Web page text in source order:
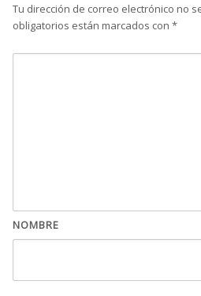
Tu dirección de correo electrónico no
obligatorios están marcados con *
NOMBRE